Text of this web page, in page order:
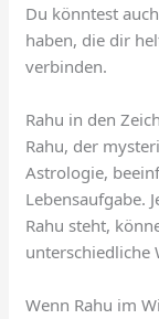
Du könntest
haben, die dir
verbinden.
Rahu in den
Rahu, der
Astrologie,
Lebensaufgabe.
Rahu steht,
unterschiedliche
Wenn Rahu im